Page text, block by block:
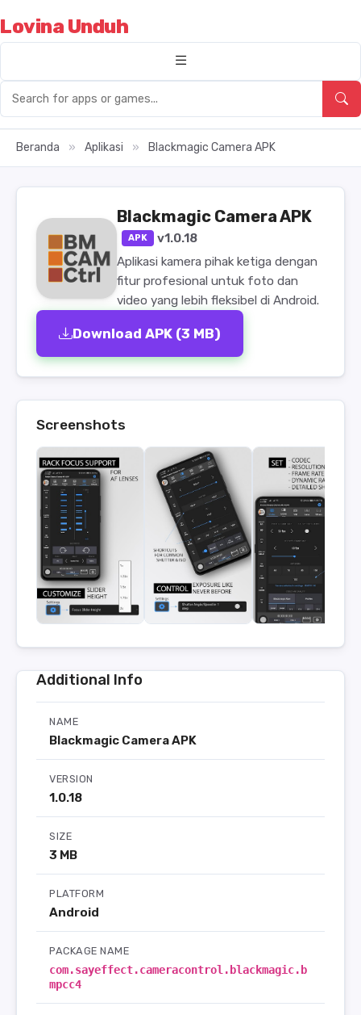
Lovina Unduh
Beranda » Aplikasi » Blackmagic Camera APK
Blackmagic Camera APK
APK
v1.0.18
Aplikasi kamera pihak ketiga dengan
fitur profesional untuk foto dan
video yang lebih fleksibel di Android.
Download APK (3 MB)
Screenshots
Additional Info
NAME
Blackmagic Camera APK
VERSION
1.0.18
SIZE
3 MB
PLATFORM
Android
PACKAGE NAME
com.sayeffect.cameracontrol.blackmagic.b
mpcc4